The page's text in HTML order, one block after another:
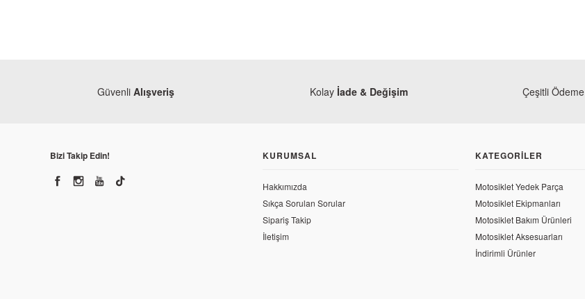
Güvenli Alışveriş Kolay İade & Değişim Çeşitli Ödeme
Bizi Takip Edin! KURUMSAL
Hakkımızda
Sıkça Sorulan Sorular
Sipariş Takip
İletişim
KATEGORILER
Motosiklet Yedek Parça
Motosiklet Ekipmanları
Motosiklet Bakım Ürünleri
Motosiklet Aksesuarları
İndirimli Ürünler